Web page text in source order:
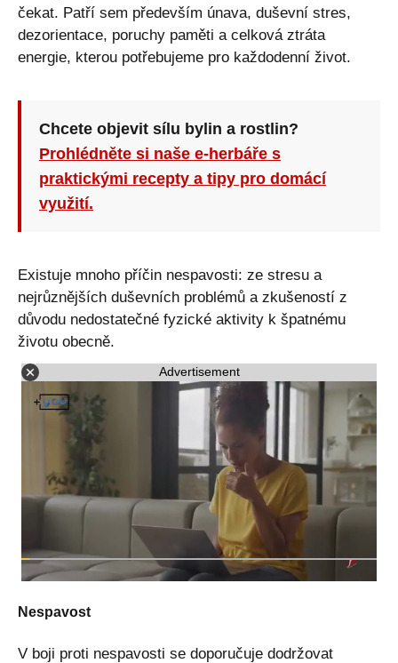
čekat. Patří sem především únava, duševní stres,
dezorientace, poruchy paměti a celková ztráta
energie, kterou potřebujeme pro každodenní život.
Chcete objevit sílu bylin a rostlin?
Prohlédněte si naše e-herbáře s
praktickými recepty a tipy pro domácí
využití.
Existuje mnoho příčin nespavosti: ze stresu a
nejrůznějších duševních problémů a zkušeností z
důvodu nedostatečné fyzické aktivity k špatnému
životu obecně.
Advertisement
Nespavost
V boji proti nespavosti se doporučuje dodržovat